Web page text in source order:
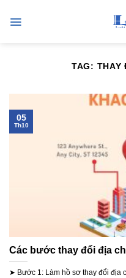
TAG: THAY
Các bước thay đổi địa
➤ Bước 1: Làm hồ sơ thay đổi địa
05
Th10